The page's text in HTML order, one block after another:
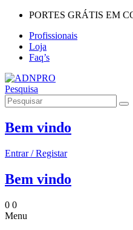
PORTES GRÁTIS EM
Profissionais
Loja
Faq’s
Pesquisa
Bem vindo
Entrar / Registar
Bem vindo
0 0
Menu